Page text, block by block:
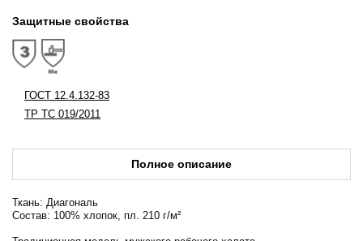
Защитные свойства
ГОСТ 12.4.132-83
ТР ТС 019/2011
Полное описание
Ткань: Диагональ
Состав: 100% хлопок, пл. 210 г/м²